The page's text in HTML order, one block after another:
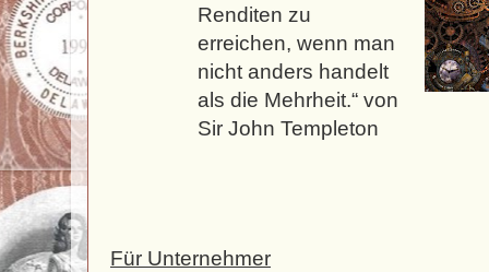
Renditen zu
erreichen, wenn man
nicht anders handelt
als die Mehrheit.“ von
Sir John Templeton
Für Unternehmer